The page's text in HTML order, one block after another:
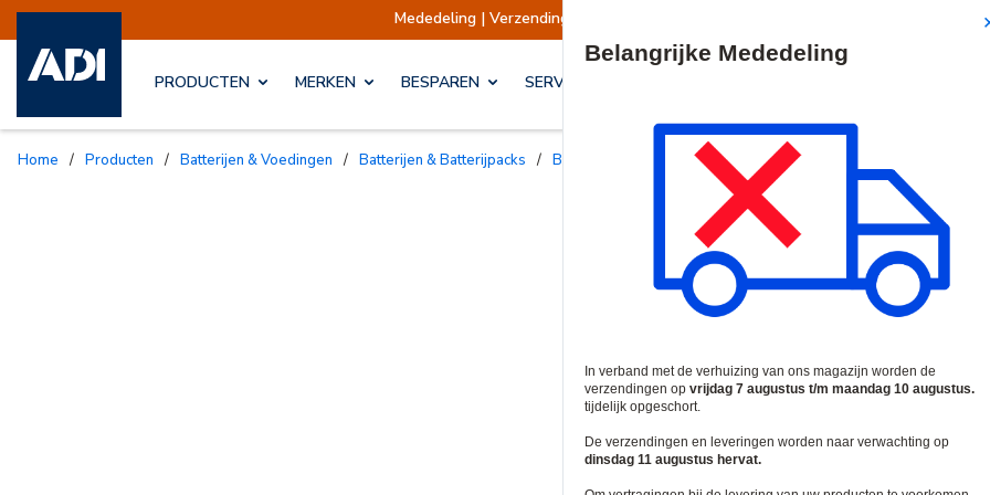
Mededeling | Verzendingen opgeschort Verzendingen
PRODUCTEN MERKEN BESPAREN SERVICES & OPLOSSINGEN
Home / Producten / Batterijen & Voedingen / Batterijen & Batterijpacks /